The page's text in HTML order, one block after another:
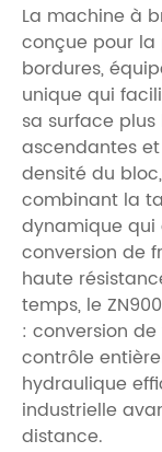
La machine à
conçue pour
bordures,
unique qui
sa surface
ascendantes
densité du
combinant la
dynamique qui
conversion de
haute
temps, le
: conversion
contrôle
hydraulique
industrielle
distance.